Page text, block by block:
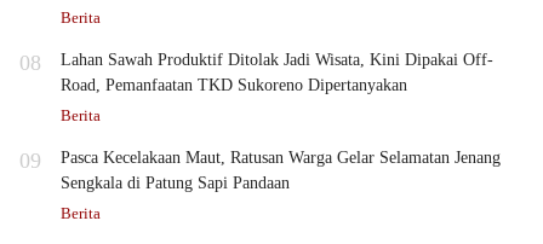
Berita
08
Lahan Sawah Produktif Ditolak Jadi Wisata, Kini Dipakai Off-
Road, Pemanfaatan TKD Sukoreno Dipertanyakan
Berita
09
Pasca Kecelakaan Maut, Ratusan Warga Gelar Selamatan Jenang
Sengkala di Patung Sapi Pandaan
Berita